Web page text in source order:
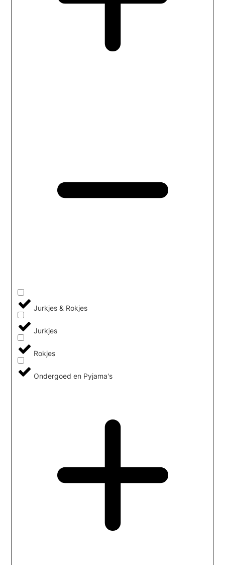
Jurkjes & Rokjes
Jurkjes
Rokjes
Ondergoed en Pyjama's